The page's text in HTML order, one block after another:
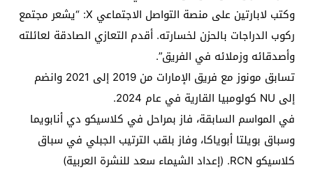
وكتب لابارتين على منصة التواصل الاجتماعي ⁠X: “يشعر مجتمع
ركوب الدراجات بالحزن لخسارته. أقدم التعازي الصادقة لعائلته
وأصدقائه وزملائه في الفريق”.
تسابق مونوز مع فريق الإمارات من 2019 إلى 2021 وانضم
إلى NU كولومبيا القارية في عام 2024.
في المواسم السابقة، فاز بمراحل في كلاسيكو دي أنابويما
وسباق بويلتا أبوياكا، وفاز بلقب الترتيب الجبلي في سباق
كلاسيكو RCN. (إعداد الشيماء سعد للنشرة العربية)